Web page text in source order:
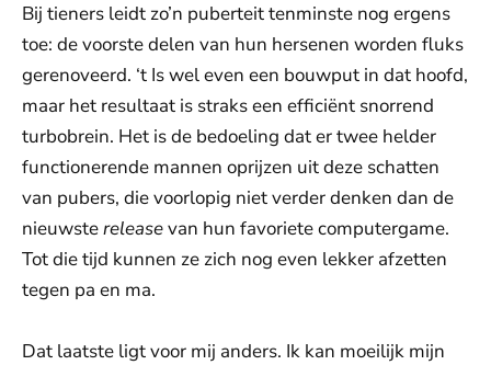
Bij tieners leidt zo’n puberteit tenminste nog ergens
toe: de voorste delen van hun hersenen worden fluks
gerenoveerd. ‘t Is wel even een bouwput in dat hoofd,
maar het resultaat is straks een efficiënt snorrend
turbobrein. Het is de bedoeling dat er twee helder
functionerende mannen oprijzen uit deze schatten
van pubers, die voorlopig niet verder denken dan de
nieuwstereleasevan hun favoriete computergame.
Tot die tijd kunnen ze zich nog even lekker afzetten
tegen pa en ma.
Dat laatste ligt voor mij anders. Ik kan moeilijk mijn